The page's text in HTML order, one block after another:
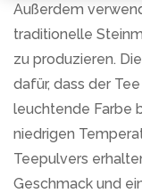
Außerdem
traditionelle
zu produzieren.
dafür, dass der
leuchtende Farbe
niedrigen
Teepulvers
Geschmack und